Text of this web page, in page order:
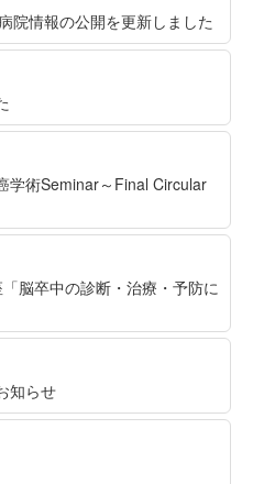
院情報の公開を更新しました
学術Seminar～Final Circular
脳卒中の診断・治療・予防に
知らせ